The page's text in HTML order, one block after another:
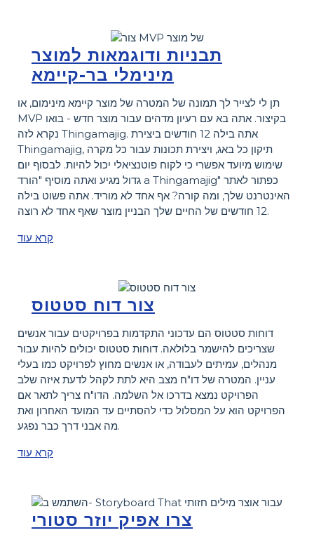
תבניות ודוגמאות למוצר
מינימלי בר-קיימא
תן לי לצייר לך תמונה של המטרה של מוצר קיימא מינימום, או
MVP בקיצור. אתה בא עם רעיון מדהים עבור מוצר חדש - בואו
נקרא לזה Thingamajig. אתה בילה 12 חודשים ביצירת
Thingamajig, תיקון כל באג, ויצירת תכונות עבור כל מקרה
שימוש מיועד אפשרי כי לקוח פוטנציאלי יכול להיות. לבסוף יום
גדול מגיע ואתה מוסיף "הורד a Thingamajig" כפתור לאתר
האינטרנט שלך, ומה קורה? אף אחד לא מוריד. אתה פשוט בילה
12 חודשים של החיים שלך הבניין מוצר שאף אחד לא רוצה.
קרא עוד
צור דוח סטטוס
דוחות סטטוס הם עדכוני התקדמות בפרויקטים עבור אנשים
שצריכים להישמר בלולאה. דוחות סטטוס יכולים להיות עבור
מנהלים, עמיתים לעבודה, או אנשים מחוץ לפרויקט כמו בעלי
עניין. המטרה של דו"ח מצב היא לתת לקהל לדעת איזה שלב
הפרויקט נמצא בדרכו אל השלמה. הדו"ח צריך לתאר אם
הפרויקט הוא על המסלול כדי להסתיים עד המועד האחרון ואת
מה אבני דרך כבר נפגע.
קרא עוד
צרו אפיק יוזר סטורי